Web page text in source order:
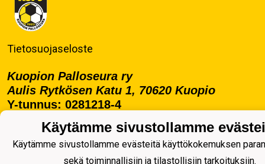
Tietosuojaseloste
Kuopion Palloseura ry
Aulis Rytkösen Katu 1, 70620 Kuopio
Y-tunnus: 0281218-4
KuPS -Elämänmittainen tarina- Banzai
Käytämme sivustollamme
Käytämme sivustollamme evästeitä käyttökokemuksen
sekä toiminnallisiin ja tilastollisiin tarkoituksiin.